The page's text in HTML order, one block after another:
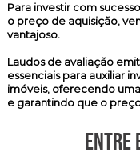
Para investir com
o preço de aquisição,
vantajoso.
Laudos de avaliação
essenciais para auxiliar
imóveis, oferecendo
e garantindo que o
ENTRE